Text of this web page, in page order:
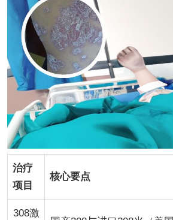
治疗
项目
核心要点
308激